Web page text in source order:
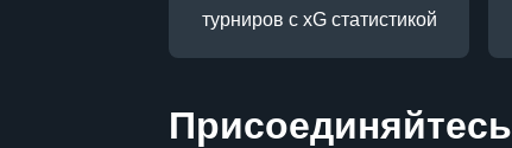
турниров с xG статистикой
Присоединяйтесь